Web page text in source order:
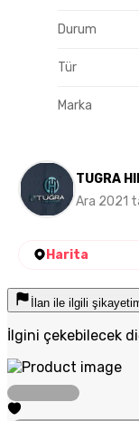
Durum
Tür
Marka
TUGRA
Ara 2021
Harita
İlan ile ilgili
İlgini çekebilecek